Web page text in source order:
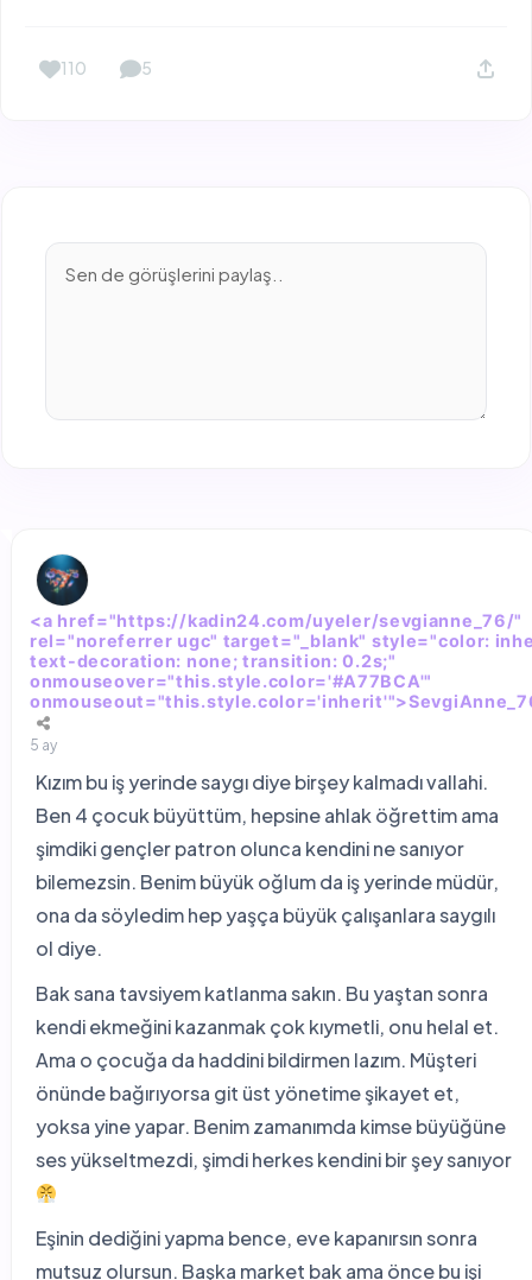
110 5
<a href="https://kadin24.com/uyeler/sevgianne_76/"
rel="noreferrer ugc" target="_blank" style="color:
text-decoration: none; transition: 0.2s;"
onmouseover="this.style.color='#A77BCA'"
5 ay
Kızım bu iş yerinde saygı diye birşey kalmadı vallahi.
Ben 4 çocuk büyüttüm, hepsine ahlak öğrettim ama
şimdiki gençler patron olunca kendini ne sanıyor
bilemezsin. Benim büyük oğlum da iş yerinde müdür,
ona da söyledim hep yaşça büyük çalışanlara saygılı
ol diye.
Bak sana tavsiyem katlanma sakın. Bu yaştan sonra
kendi ekmeğini kazanmak çok kıymetli, onu helal et.
Ama o çocuğa da haddini bildirmen lazım. Müşteri
önünde bağırıyorsa git üst yönetime şikayet et,
yoksa yine yapar. Benim zamanımda kimse büyüğüne
ses yükseltmezdi, şimdi herkes kendini bir şey sanıyor
Eşinin dediğini yapma bence, eve kapanırsın sonra
mutsuz olursun. Başka market bak ama önce bu işi